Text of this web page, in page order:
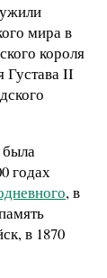
мира в
короля
Густава II
годах
, в
в 1870